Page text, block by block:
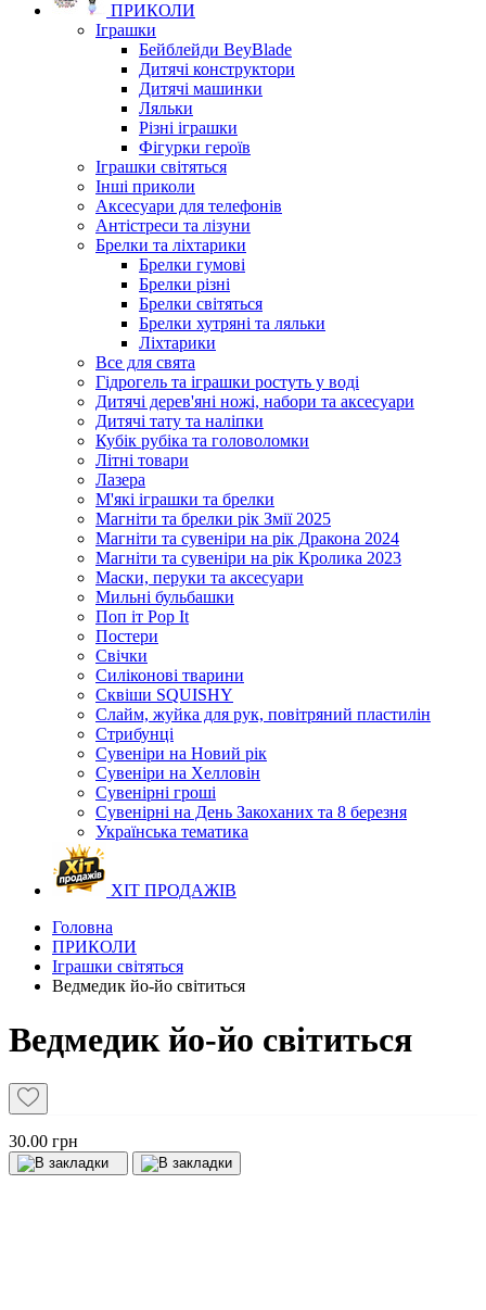
ПРИКОЛИ
Іграшки
Бейблейди BeyBlade
Дитячі конструктори
Дитячі машинки
Ляльки
Різні іграшки
Фігурки героїв
Іграшки світяться
Інші приколи
Аксесуари для телефонів
Антістреси та лізуни
Брелки та ліхтарики
Брелки гумові
Брелки різні
Брелки світяться
Брелки хутряні та ляльки
Ліхтарики
Все для свята
Гідрогель та іграшки ростуть у воді
Дитячі дерев'яні ножі, набори та аксесуари
Дитячі тату та наліпки
Кубік рубіка та головоломки
Літні товари
Лазера
М'які іграшки та брелки
Магніти та брелки рік Змії 2025
Магніти та сувеніри на рік Дракона 2024
Магніти та сувеніри на рік Кролика 2023
Маски, перуки та аксесуари
Мильні бульбашки
Поп іт Pop It
Постери
Свічки
Силіконові тварини
Сквіши SQUISHY
Слайм, жуйка для рук, повітряний пластилін
Стрибунці
Сувеніри на Новий рік
Сувеніри на Хелловін
Сувенірні гроші
Сувенірні на День Закоханих та 8 березня
Українська тематика
ХІТ ПРОДАЖІВ
Головна
ПРИКОЛИ
Іграшки світяться
Ведмедик йо-йо світиться
Ведмедик йо-йо світиться
30.00 грн